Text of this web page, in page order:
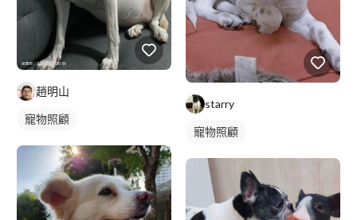
趙明山
寵物照顧
starry
寵物照顧